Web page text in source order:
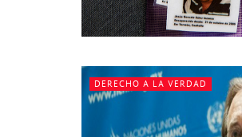
DERECHO A LA VERDAD